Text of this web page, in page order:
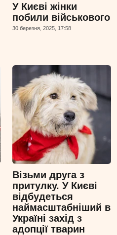
У Києві жінки
побили військового
30 березня, 2025, 17:58
Візьми друга з
притулку. У Києві
відбудеться
наймасштабніший в
Україні захід з
адопції тварин